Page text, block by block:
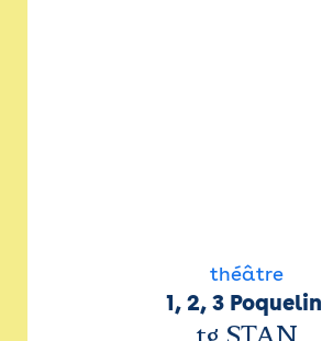
théâtre
1, 2, 3 Poquelin